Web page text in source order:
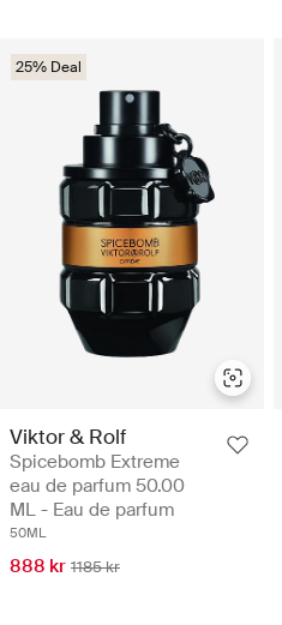
25% Deal
Viktor & Rolf
Spicebomb Extreme
eau de parfum 50.00
ML - Eau de parfum
50ML
888 kr 1185 kr